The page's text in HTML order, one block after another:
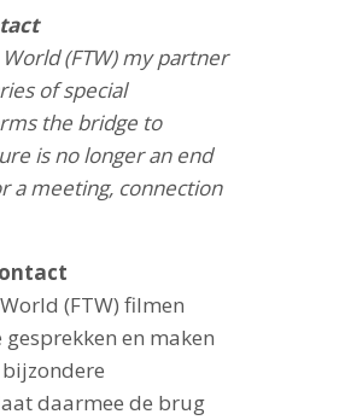
(FTW) my partner
of special
the bridge to
is no longer an end
a meeting, connection
(FTW) filmen
en maken
daarmee de brug